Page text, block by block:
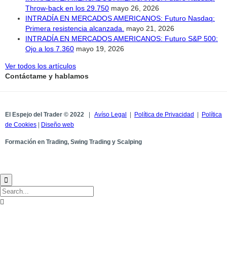
Throw-back en los 29.750 mayo 26, 2026
INTRADÍA EN MERCADOS AMERICANOS: Futuro Nasdaq:
Primera resistencia alcanzada.
mayo 21, 2026
INTRADÍA EN MERCADOS AMERICANOS: Futuro S&P 500:
Ojo a los 7.360 mayo 19, 2026
Ver todos los artículos
Contáctame y hablamos
El Espejo del Trader © 2022 Avíso Legal Política de Privacidad
Política
de Cookies
Diseño web
Formación en Trading, Swing Trading y Scalping

